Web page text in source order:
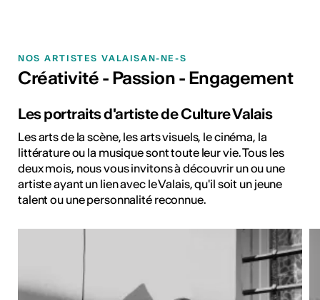
NOS ARTISTES VALAISAN-NE-S
Créativité - Passion - Engagement
Les portraits d'artiste de Culture Valais
Les arts de la scène, les arts visuels, le cinéma, la
littérature ou la musique sont toute leur vie. Tous les
deux mois, nous vous invitons à découvrir un ou une
artiste ayant un lien avec le Valais, qu'il soit un jeune
talent ou une personnalité reconnue.